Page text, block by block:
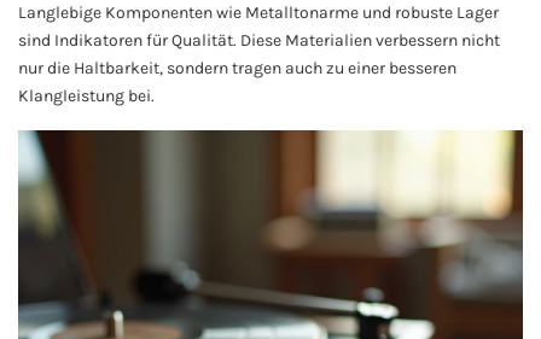
Langlebige Komponenten wie Metalltonarme und robuste Lager
sind Indikatoren für Qualität. Diese Materialien verbessern nicht
nur die Haltbarkeit, sondern tragen auch zu einer besseren
Klangleistung bei.